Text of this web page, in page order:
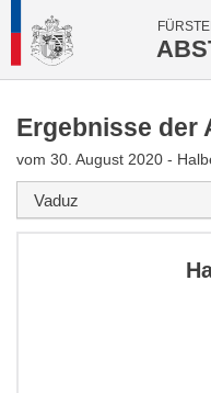
Ergebnisse der
vom 30. August 2020 -